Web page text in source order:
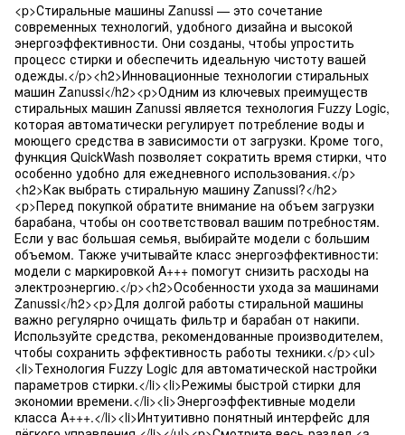
<p>Стиральные машины Zanussi — это сочетание
современных технологий, удобного дизайна и высокой
энергоэффективности. Они созданы, чтобы упростить
процесс стирки и обеспечить идеальную чистоту вашей
одежды.</p><h2>Инновационные технологии стиральных
машин Zanussi</h2><p>Одним из ключевых преимуществ
стиральных машин Zanussi является технология Fuzzy Logic,
которая автоматически регулирует потребление воды и
моющего средства в зависимости от загрузки. Кроме того,
функция QuickWash позволяет сократить время стирки, что
особенно удобно для ежедневного использования.</p>
<h2>Как выбрать стиральную машину Zanussi?</h2>
<p>Перед покупкой обратите внимание на объем загрузки
барабана, чтобы он соответствовал вашим потребностям.
Если у вас большая семья, выбирайте модели с большим
объемом. Также учитывайте класс энергоэффективности:
модели с маркировкой A+++ помогут снизить расходы на
электроэнергию.</p><h2>Особенности ухода за машинами
Zanussi</h2><p>Для долгой работы стиральной машины
важно регулярно очищать фильтр и барабан от накипи.
Используйте средства, рекомендованные производителем,
чтобы сохранить эффективность работы техники.</p><ul>
<li>Технология Fuzzy Logic для автоматической настройки
параметров стирки.</li><li>Режимы быстрой стирки для
экономии времени.</li><li>Энергоэффективные модели
класса A+++.</li><li>Интуитивно понятный интерфейс для